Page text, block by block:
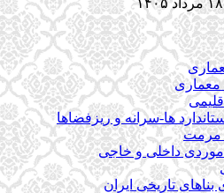
معماری
ها-سرانه و ریزفضاها
مرمت
موردی داخلی و خاجی
بناهای تاریخی ایران